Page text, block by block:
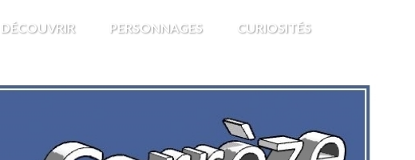
DÉCOUVRIR PERSONNAGES CURIOSITÉS